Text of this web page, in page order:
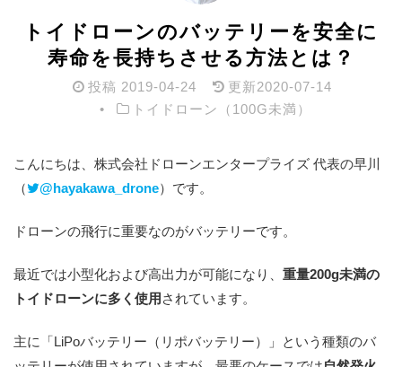
トイドローンのバッテリーを安全に
寿命を長持ちさせる方法とは？
投稿 2019-04-24 更新2020-07-14
トイドローン（100G未満）
こんにちは、株式会社ドローンエンタープライズ 代表の早川
（
@hayakawa_drone）です。
ドローンの飛行に重要なのがバッテリーです。
最近では小型化および高出力が可能になり、 重量200g未満の
トイドローンに多く使用 されています。
主に「LiPoバッテリー（リポバッテリー）」という種類のバ